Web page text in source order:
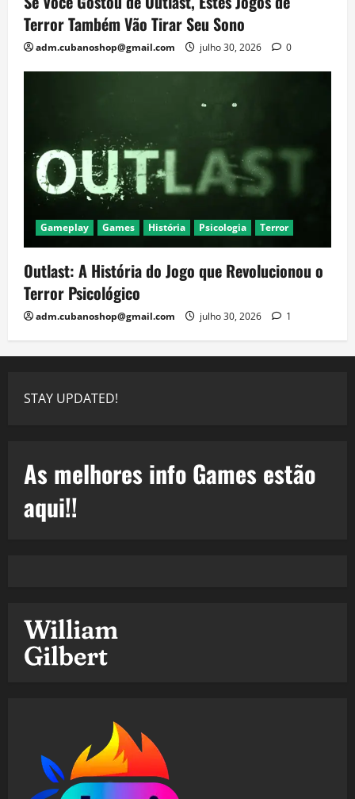
Terror Também Vão Tirar Seu Sono
adm.cubanoshop@gmail.com julho 30, 2026 0
Gameplay Games História Psicologia Terror
Outlast: A História do Jogo que Revolucionou o
Terror Psicológico
adm.cubanoshop@gmail.com julho 30, 2026 1
STAY UPDATED!
As melhores info Games estão
aqui!!